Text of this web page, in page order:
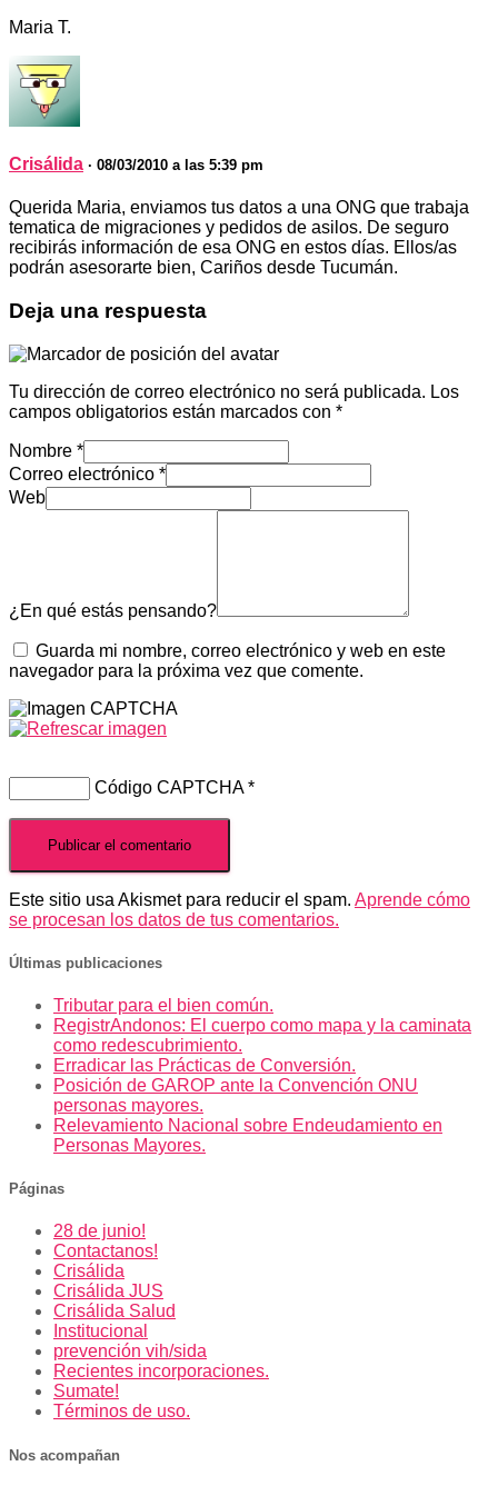
Maria T.
Crisálida · 08/03/2010 a las 5:39 pm
Querida Maria, enviamos tus datos a una ONG que trabaja
tematica de migraciones y pedidos de asilos. De seguro
recibirás información de esa ONG en estos días. Ellos/as
podrán asesorarte bien, Cariños desde Tucumán.
Deja una respuesta
Tu dirección de correo electrónico no será publicada. Los
campos obligatorios están marcados con *
Nombre *
Correo electrónico *
Web
¿En qué estás pensando?
Guarda mi nombre, correo electrónico y web en este
navegador para la próxima vez que comente.
Código CAPTCHA*
Este sitio usa Akismet para reducir el spam. Aprende cómo
se procesan los datos de tus comentarios.
Últimas publicaciones
Tributar para el bien común.
RegistrAndonos: El cuerpo como mapa y la caminata
como redescubrimiento.
Erradicar las Prácticas de Conversión.
Posición de GAROP ante la Convención ONU
personas mayores.
Relevamiento Nacional sobre Endeudamiento en
Personas Mayores.
Páginas
28 de junio!
Contactanos!
Crisálida
Crisálida JUS
Crisálida Salud
Institucional
prevención vih/sida
Recientes incorporaciones.
Sumate!
Términos de uso.
Nos acompañan